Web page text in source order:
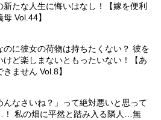
新たな人生に悔いはなし！【嫁を便利
Vol.44】
のに彼女の荷物は持ちたくない？ 彼を
けど楽しまないともったいない！【あ
ません Vol.8】
んなさいね？」って絶対悪いと思って
私の畑に平然と踏み入る隣人…無